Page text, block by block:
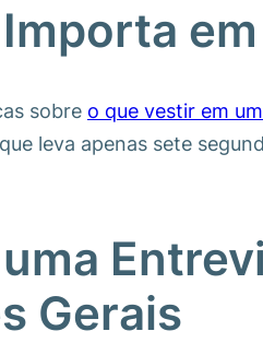
sobre o que vestir em
leva apenas sete
Gerais